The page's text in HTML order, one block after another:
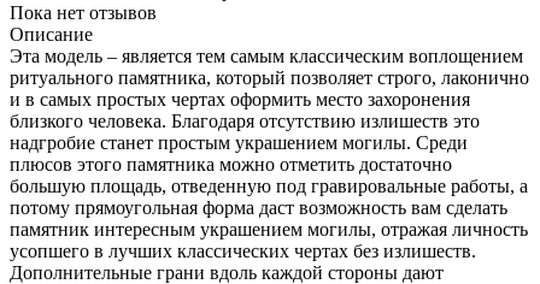
Пока нет отзывов
Описание
Эта модель – является тем самым классическим воплощением
ритуального памятника, который позволяет строго, лаконично
и в самых простых чертах оформить место захоронения
близкого человека. Благодаря отсутствию излишеств это
надгробие станет простым украшением могилы. Среди
плюсов этого памятника можно отметить достаточно
большую площадь, отведенную под гравировальные работы, а
потому прямоугольная форма даст возможность вам сделать
памятник интересным украшением могилы, отражая личность
усопшего в лучших классических чертах без излишеств.
Дополнительные грани вдоль каждой стороны дают